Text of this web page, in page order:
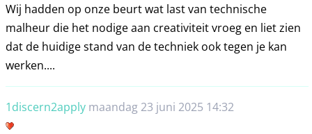
Wij hadden op onze beurt wat last van technische
malheur die het nodige aan creativiteit vroeg en liet zien
dat de huidige stand van de techniek ook tegen je kan
werken....
1discern2apply maandag 23 juni 2025 14:32